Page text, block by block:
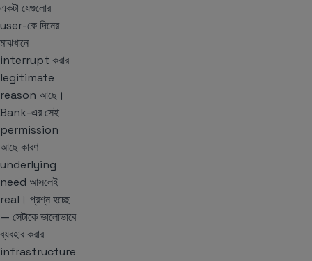
একটা যেগুলোর
user-কে দিনের
মাঝখানে
interrupt করার
legitimate
reason আছে।
Bank-এর সেই
permission
আছে কারণ
underlying
need আসলেই
real। প্রশ্ন হচ্ছে
— সেটাকে ভালোভাবে
ব্যবহার করার
infrastructure